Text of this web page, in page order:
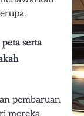
serta
pembaruan